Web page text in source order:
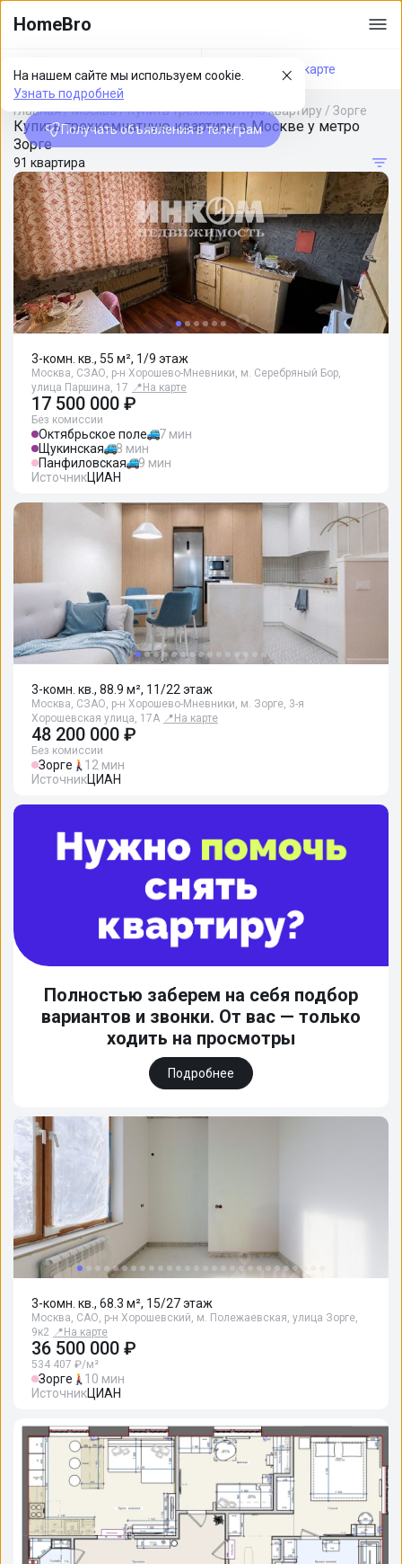
HomeBro
На нашем сайте мы используем cookie.
Узнать подробней
Получать объявления в телеграм
Фильтры На карте
Главная/Москва/Купить трехкомнатную квартиру / Зорге
Купить трехкомнатную квартиру в Москве у метро
Зорге
91 квартира
3-комн. кв., 55 м², 1/9 этаж
Москва, СЗАО, р-н Хорошево-Мневники, м. Серебряный Бор,
улица Паршина, 17 📍 На карте
17 500 000 ₽
Без комиссии
Октябрьское поле
7 мин
Щукинская
8 мин
Панфиловская
9 мин
ИсточникЦИАН
3-комн. кв., 88.9 м², 11/22 этаж
Москва, СЗАО, р-н Хорошево-Мневники, м. Зорге, 3-я
Хорошевская улица, 17А 📍 На карте
48 200 000 ₽
Без комиссии
Зорге
12 мин
ИсточникЦИАН
Полностью заберем на себя подбор
вариантов и звонки. От вас — только
ходить на просмотры
Подробнее
3-комн. кв., 68.3 м², 15/27 этаж
Москва, САО, р-н Хорошевский, м. Полежаевская, улица Зорге,
9к2 📍 На карте
36 500 000 ₽
534 407 ₽/м²
Зорге
10 мин
ИсточникЦИАН